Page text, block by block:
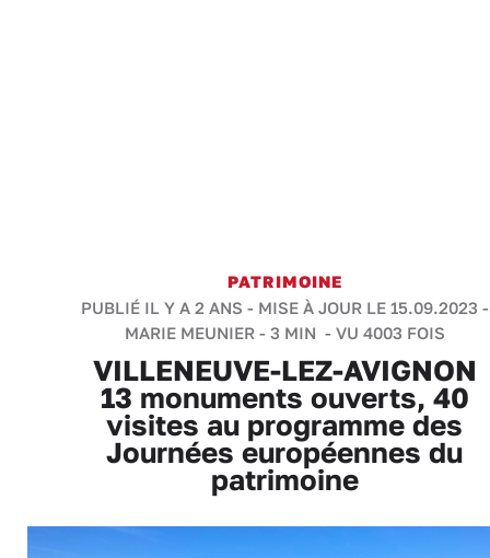
PATRIMOINE
PUBLIÉ IL Y A 2 ANS - MISE À JOUR LE 15.09.2023 -
MARIE MEUNIER- 3 MIN - VU 4003 FOIS
VILLENEUVE-LEZ-AVIGNON
13 monuments ouverts, 40
visites au programme des
Journées européennes du
patrimoine